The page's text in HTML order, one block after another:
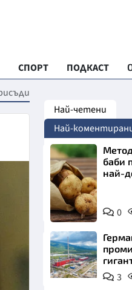
СПОРТ ПОДКАСТ
"ЧУДЕСАТА НА
ХРАНА
ИКОНОМИКА
Най-четени
Най-
Снимка:
Пиксабей
баби
най-
0
град
3